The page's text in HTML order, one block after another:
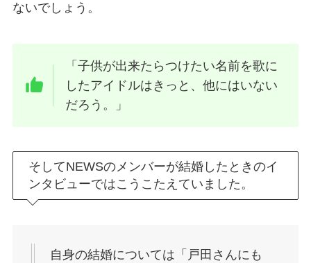
ないでしょう。
「子供が出来たらつけたい名前を歌に
したアイドルはきっと、他にはいない
だろう。」
そしてNEWSのメンバーが結婚したときのイ
ンタビューではこうこたえていました。
自身の結婚については「戸田さんにも